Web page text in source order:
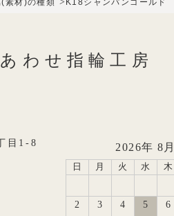
わせ指輪工房
目1-8
2026年 8月
日 月 火 水 木
2 3 4 5 6